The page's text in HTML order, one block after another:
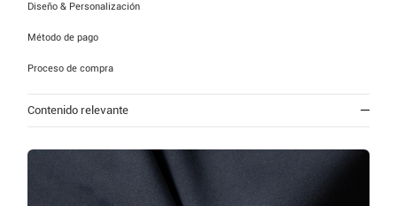
Diseño & Personalización
Método de pago
Proceso de compra
Contenido relevante